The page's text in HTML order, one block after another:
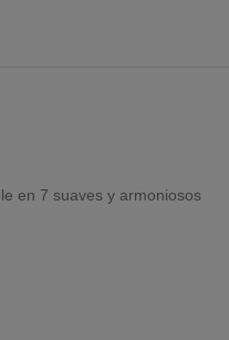
en 7 suaves y armoniosos